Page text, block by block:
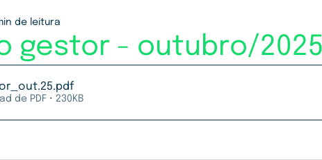
gestor - outubro/
de leitura
.pdf
de PDF • 230KB